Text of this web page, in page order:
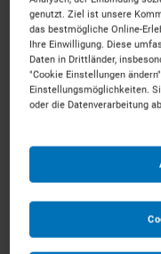
Bis zum *
Anmerkungen Optional
genutzt. Ziel ist unsere
das bestmögliche Online-
Ihre Einwilligung. Diese
Daten in Drittländer,
"Cookie Einstellungen
Einstellungsmöglichkeiten.
oder die Datenverarbeitung